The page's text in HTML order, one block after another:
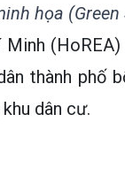
họa (Green
thành phố
dân cư.